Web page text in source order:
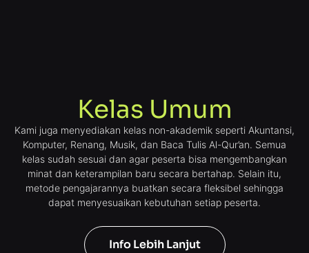
Kelas Umum
Kami juga menyediakan kelas non-akademik seperti Akuntansi,
Komputer, Renang, Musik, dan Baca Tulis Al-Qur’an. Semua
kelas sudah sesuai dan agar peserta bisa mengembangkan
minat dan keterampilan baru secara bertahap. Selain itu,
metode pengajarannya buatkan secara fleksibel sehingga
dapat menyesuaikan kebutuhan setiap peserta.
Info Lebih Lanjut